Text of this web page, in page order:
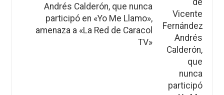
Andrés Calderón, que nunca
participó en «Yo Me Llamo»,
amenaza a «La Red de Caracol
TV»